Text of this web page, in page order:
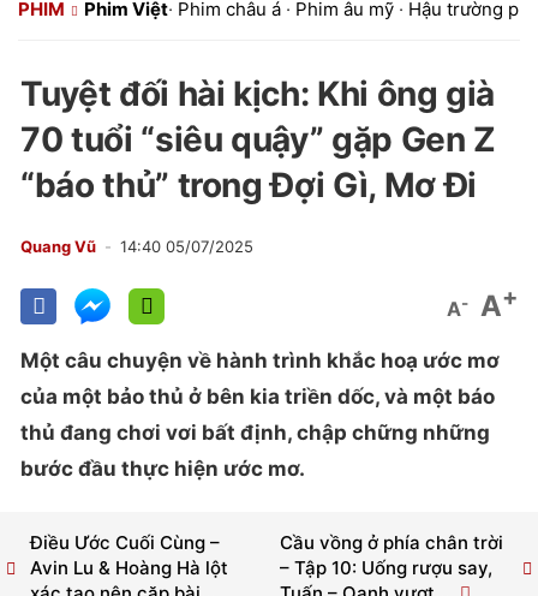
PHIM Phim Việt· Phim châu á · Phim âu mỹ · Hậu trường
Tuyệt đối hài kịch: Khi ông già
70 tuổi “siêu quậy” gặp Gen Z
“báo thủ” trong Đợi Gì, Mơ Đi
Quang Vũ 14:40 05/07/2025
A- A+
Một câu chuyện về hành trình khắc hoạ ước mơ
của một bảo thủ ở bên kia triền dốc, và một báo
thủ đang chơi vơi bất định, chập chững những
bước đầu thực hiện ước mơ.
Cầu vồng ở phía chân trời
– Tập 10: Uống rượu say,
Điều Ước Cuối Cùng –
Avin Lu & Hoàng Hà lột